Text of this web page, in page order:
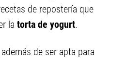
de repostería que
la torta de yogurt.
además de ser apta para